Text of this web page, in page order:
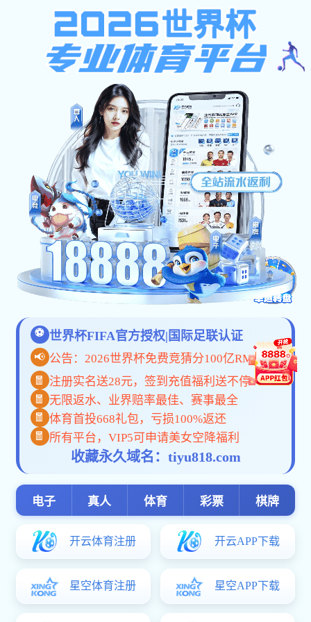
彩5vip下载
提示：访问地址无效，错误的栏目参数！
首页 关闭此页
彩5vip下载-山西东方资源发展有限公司